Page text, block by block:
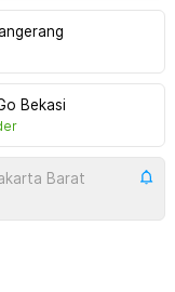
Bekasi
Barat